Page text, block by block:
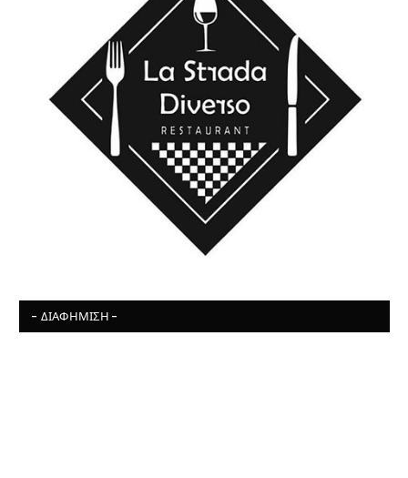
- ΔΙΑΦΉΜΙΣΗ -